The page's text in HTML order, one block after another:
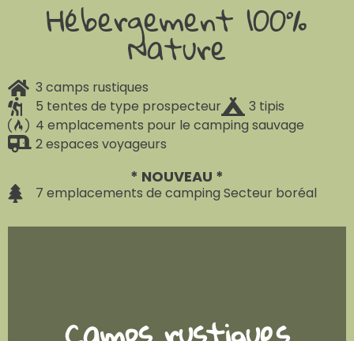
Hébergement 100%
Nature
3 camps rustiques
5 tentes de type prospecteur
3 tipis
4 emplacements pour le camping sauvage
2 espaces voyageurs
* NOUVEAU *
7 emplacements de camping Secteur boréal